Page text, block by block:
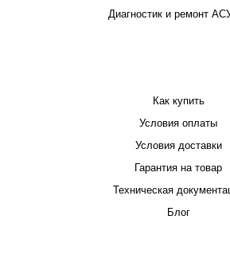
Диагностик и ремонт
Как купить
Условия оплаты
Условия доставки
Гарантия на товар
Техническая
Блог